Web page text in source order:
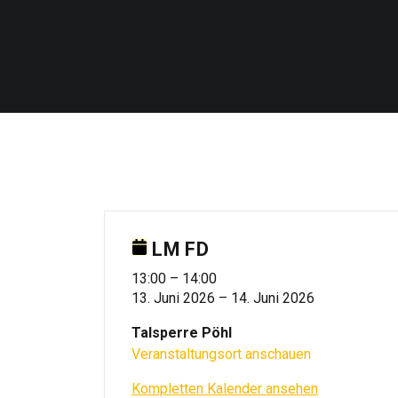
LM FD
LM
FD
13:00 – 14:00
13. Juni 2026 – 14. Juni 2026
Talsperre Pöhl
Veranstaltungsort anschauen
Kompletten Kalender ansehen